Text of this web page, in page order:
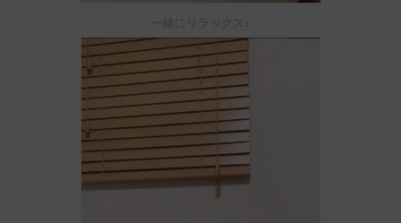
一緒にリラックス♪